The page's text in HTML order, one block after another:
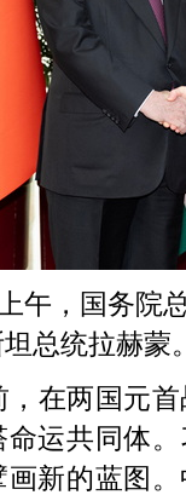
午，国务院
总统拉赫蒙
，在两国元
运共同体
新的蓝图